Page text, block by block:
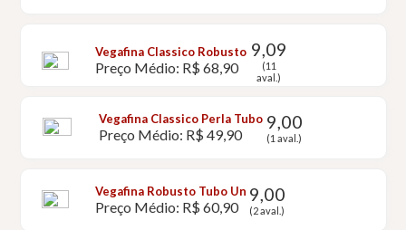
Vegafina Classico Robusto
Preço Médio: R$ 68,90
9,09
(11
aval.)
Vegafina Classico Perla Tubo
Preço Médio: R$ 49,90
9,00
(1 aval.)
Vegafina Robusto Tubo Un
Preço Médio: R$ 60,90
9,00
(2 aval.)